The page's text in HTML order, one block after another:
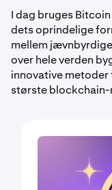
I dag bruges
dets oprindelige
mellem
over hele verden
innovative
største